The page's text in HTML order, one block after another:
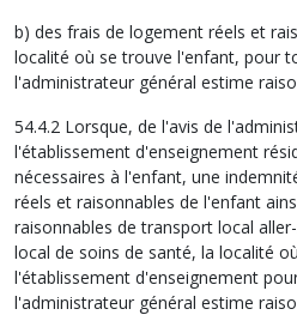
b) des frais de logement réels et
localité où se trouve l'enfant, pour
l'administrateur général estime
54.4.2 Lorsque, de l'avis de
l'établissement d'enseignement
nécessaires à l'enfant, une
réels et raisonnables de l'enfant
raisonnables de transport local
local de soins de santé, la localité
l'établissement d'enseignement
l'administrateur général estime